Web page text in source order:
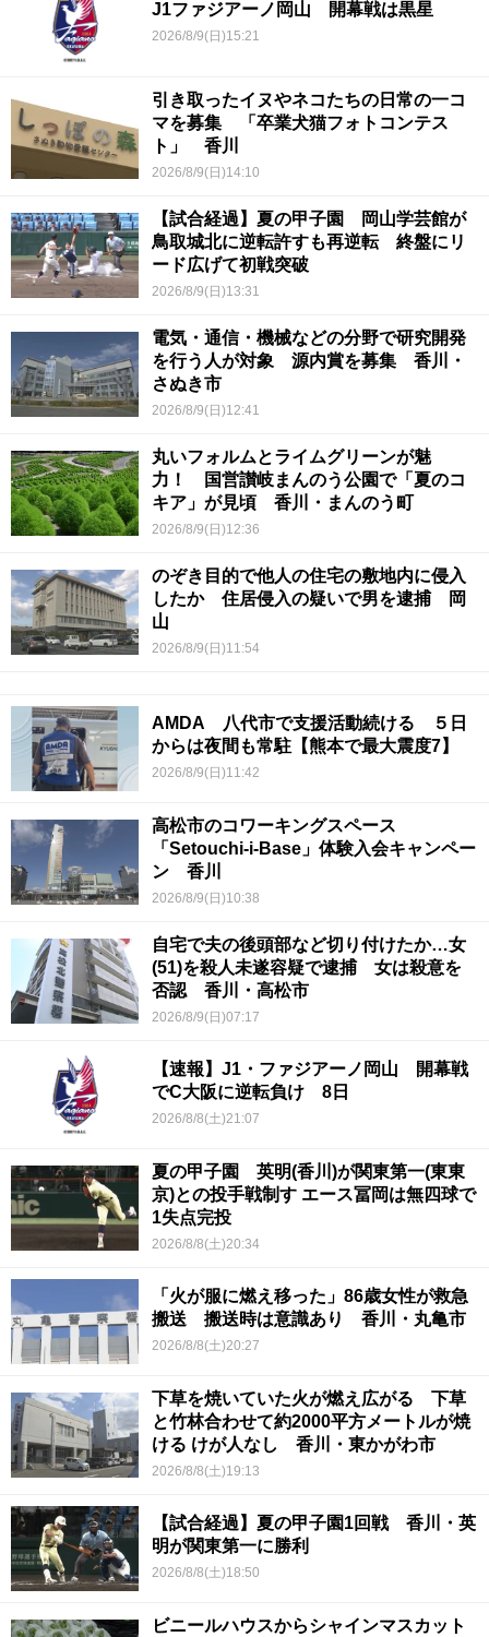
J1ファジアーノ岡山 開幕戦は黒星
2026/8/9(日)15:21
引き取ったイヌやネコたちの日常の一コ
マを募集 「卒業犬猫フォトコンテス
ト」 香川
2026/8/9(日)14:10
【試合経過】夏の甲子園 岡山学芸館が
鳥取城北に逆転許すも再逆転 終盤にリ
ード広げて初戦突破
2026/8/9(日)13:31
電気・通信・機械などの分野で研究開発
を行う人が対象 源内賞を募集 香川・
さぬき市
2026/8/9(日)12:41
丸いフォルムとライムグリーンが魅
力！ 国営讃岐まんのう公園で「夏のコ
キア」が見頃 香川・まんのう町
2026/8/9(日)12:36
のぞき目的で他人の住宅の敷地内に侵入
したか 住居侵入の疑いで男を逮捕 岡
山
2026/8/9(日)11:54
AMDA 八代市で支援活動続ける ５日
からは夜間も常駐【熊本で最大震度7】
2026/8/9(日)11:42
高松市のコワーキングスペース
「Setouchi-i-Base」体験入会キャンペー
ン 香川
2026/8/9(日)10:38
自宅で夫の後頭部など切り付けたか…女
(51)を殺人未遂容疑で逮捕 女は殺意を
否認 香川・高松市
2026/8/9(日)07:17
【速報】J1・ファジアーノ岡山 開幕戦
でC大阪に逆転負け 8日
2026/8/8(土)21:07
夏の甲子園 英明(香川)が関東第一(東東
京)との投手戦制す エース冨岡は無四球で
1失点完投
2026/8/8(土)20:34
「火が服に燃え移った」86歳女性が救急
搬送 搬送時は意識あり 香川・丸亀市
2026/8/8(土)20:27
下草を焼いていた火が燃え広がる 下草
と竹林合わせて約2000平方メートルが焼
ける けが人なし 香川・東かがわ市
2026/8/8(土)19:13
【試合経過】夏の甲子園1回戦 香川・英
明が関東第一に勝利
2026/8/8(土)18:50
ビニールハウスからシャインマスカット